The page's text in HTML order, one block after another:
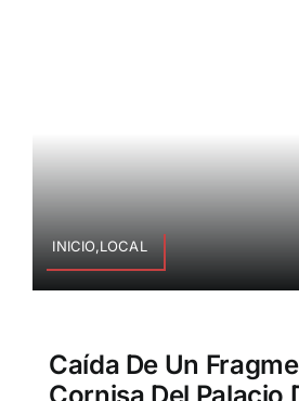
INICIO,LOCAL
Caída De Un